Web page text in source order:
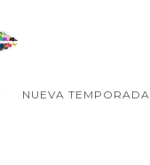
NUEVA TEMPORADA